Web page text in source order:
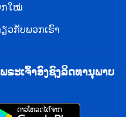
າທີ່ຂອງຂ້ອຍໄດ້ເຕັມ
ອຍກໍຕ້ອງການປ່ຽນໄປ
ຍກແຍະຕົງເອງ. ຄວາມ
ທຸກສິ່ງທີ່ຂ້ອຍເຮັດ ແທ້ຈິງ
ງຂ້ອຍ, ແຕ່ກົງກັນຂ້າມ
ກາດເພື່ອຍາດຊິງເອົາ
ກໃໝ່
ວກັບພວກເຮົາ
ະເຈົ້າອົງຊົງລິດທານຸພາບ